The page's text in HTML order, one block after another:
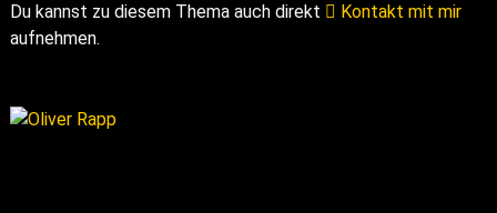
Du kannst zu diesem Thema auch direkt
Kontakt mit mir
aufnehmen.